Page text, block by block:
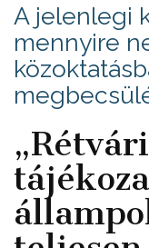
A jelenlegi
mennyire